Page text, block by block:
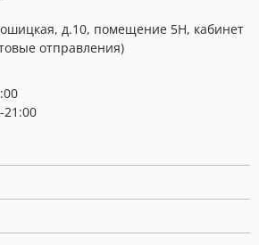
д.10, помещение 5Н, кабинет
отправления)
21:00